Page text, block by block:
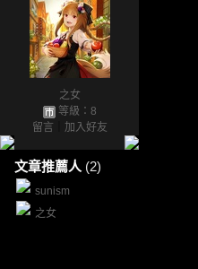
之女
等級：8
留言
加入好友
文章推薦人 (2)
sunism
之女